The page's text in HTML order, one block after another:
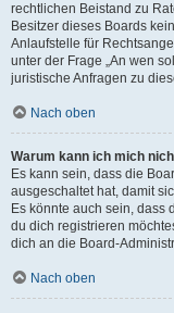
rechtlichen Beistand zu
Besitzer dieses Boards
Anlaufstelle für
unter der Frage „An wen
juristische Anfragen zu
Nach oben
Warum kann ich mich
Es kann sein, dass die
ausgeschaltet hat, damit
Es könnte auch sein, dass
du dich registrieren
dich an die Board-
Nach oben